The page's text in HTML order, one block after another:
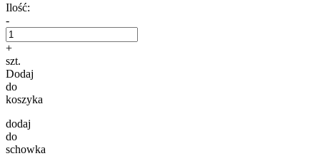
Ilość:
-
+
szt.
Dodaj
do
koszyka
dodaj
do
schowka